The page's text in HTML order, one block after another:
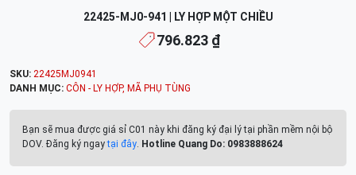
22425-MJ0-941 | LY HỢP MỘT CHIỀU
796.823 ₫
SKU: 22425MJ0941
DANH MỤC: CÔN - LY HỢP, MÃ PHỤ TÙNG
Bạn sẽ mua được giá sỉ C01 này khi đăng ký đại lý tại phần mềm nội bộ
DOV. Đăng ký ngaytại đây. Hotline Quang Do: 0983888624